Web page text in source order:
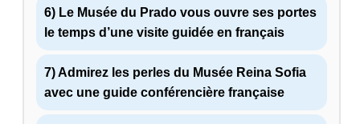
6) Le Musée du Prado vous ouvre ses portes
le temps d’une visite guidée en français
7) Admirez les perles du Musée Reina Sofia
avec une guide conférencière française